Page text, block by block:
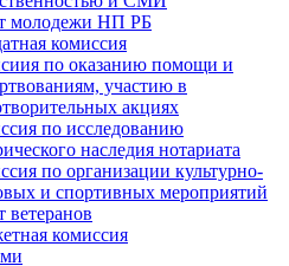
молодежи НП РБ
комиссия
по оказанию помощи и
участию в
акциях
по исследованию
наследия нотариата
по организации культурно-
и спортивных мероприятий
ветеранов
комиссия